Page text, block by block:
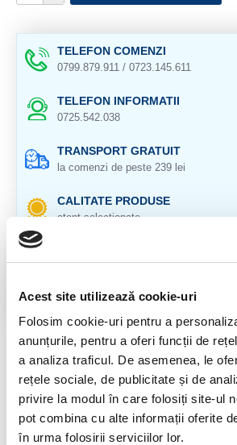
Acest site utilizează cookie-uri
Folosim cookie-uri pentru a
anunțurile, pentru a oferi funcții de
a analiza traficul. De asemenea, le
rețele sociale, de publicitate și de
privire la modul în care folosiți site-ul
pot combina cu alte informații oferite
în urma folosirii serviciilor lor.
TELEFON COMENZI
0799.879.911 / 0723.145.611
TELEFON INFORMATII
0725.542.038
TRANSPORT GRATUIT
la comenzi de peste 239 lei
CALITATE PRODUSE
atent selectionate
GARANTIE PRODUSE
pentru toate produsele
DESCRIERE PRODUS
Origine: Pakistan
Cristal natural 100 %.